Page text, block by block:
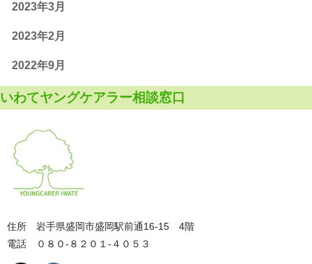
2023年3月
2023年2月
2022年9月
いわてヤングケアラー相談窓口
住所 岩手県盛岡市盛岡駅前通16-15 4階
電話 ０８０‐８２０１‐４０５３